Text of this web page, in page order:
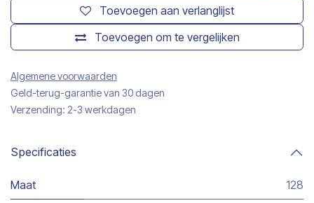
Toevoegen om te vergelijken
Toevoegen aan verlanglijst
Algemene voorwaarden
Geld-terug-garantie van 30 dagen
Verzending: 2-3 werkdagen
Specificaties
Maat 128